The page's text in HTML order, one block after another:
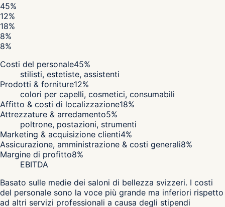
45%
12%
18%
8%
8%
Costi del personale45%
stilisti, estetiste, assistenti
Prodotti & forniture12%
colori per capelli, cosmetici, consumabili
Affitto & costi di localizzazione18%
Attrezzature & arredamento5%
poltrone, postazioni, strumenti
Marketing & acquisizione clienti4%
Assicurazione, amministrazione & costi generali8%
Margine di profitto8%
EBITDA
Basato sulle medie dei saloni di bellezza svizzeri. I costi
del personale sono la voce più grande ma inferiori rispetto
ad altri servizi professionali a causa degli stipendi